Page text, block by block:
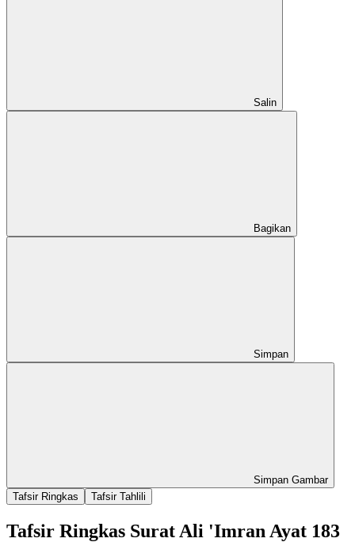
Salin
Bagikan
Simpan
Simpan Gambar
Tafsir Ringkas
Tafsir Tahlili
Tafsir Ringkas Surat Ali 'Imran Ayat 183